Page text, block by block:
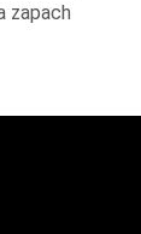
zapach